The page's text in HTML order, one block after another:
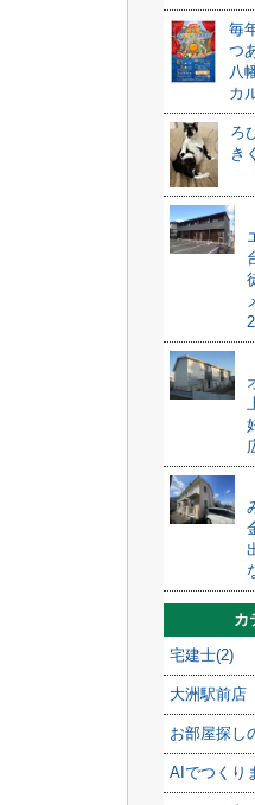
毎
つ
八
カ
ろ
き
カ
宅建士(2)
大洲駅前
お部屋探し
AIでつくり